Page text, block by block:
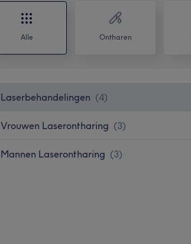
Alle Ontharen
Laserbehandelingen (4)
Vrouwen Laserontharing (3)
Mannen Laserontharing (3)